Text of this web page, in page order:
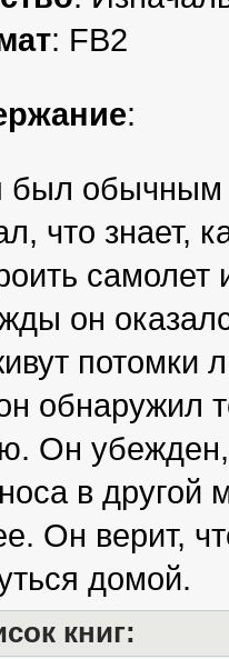
: FB2
:
был обычным
что знает,
он
потомки
обнаружил
Он
в другой
Он верит,
домой.
книг: